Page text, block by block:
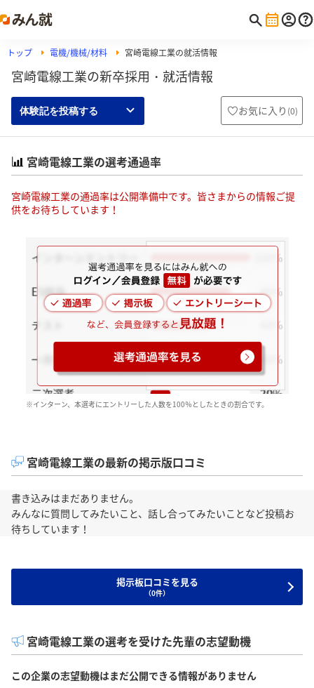
トップ 電機/機械/材料 宮崎電線工業の就活情報
宮崎電線工業の新卒採用・就活情報
体験記を投稿する お気に入り (0)
宮崎電線工業の選考通過率
宮崎電線工業の通過率は公開準備中です。皆さまからの情報ご提
供をお待ちしています！
※インターン、本選考にエントリーした人数を100％としたときの割合です。
宮崎電線工業の最新の掲示版口コミ
書き込みはまだありません。
みんなに質問してみたいこと、話し合ってみたいことなど投稿お
待ちしています！
掲示板口コミを見る
（0件）
宮崎電線工業の選考を受けた先輩の志望動機
この企業の志望動機はまだ公開できる情報がありません